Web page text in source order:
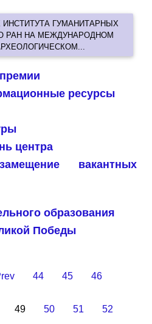
ИНСТИТУТА ГУМАНИТАРНЫХ
РАН НА МЕЖДУНАРОДНОМ
ресурсы
центра
вакантных
образования
Победы
44 45 46
49 50 51 52